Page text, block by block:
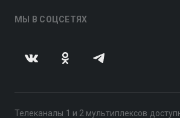
МЫ В СОЦСЕТЯХ
Телеканалы 1 и 2 мультиплексов